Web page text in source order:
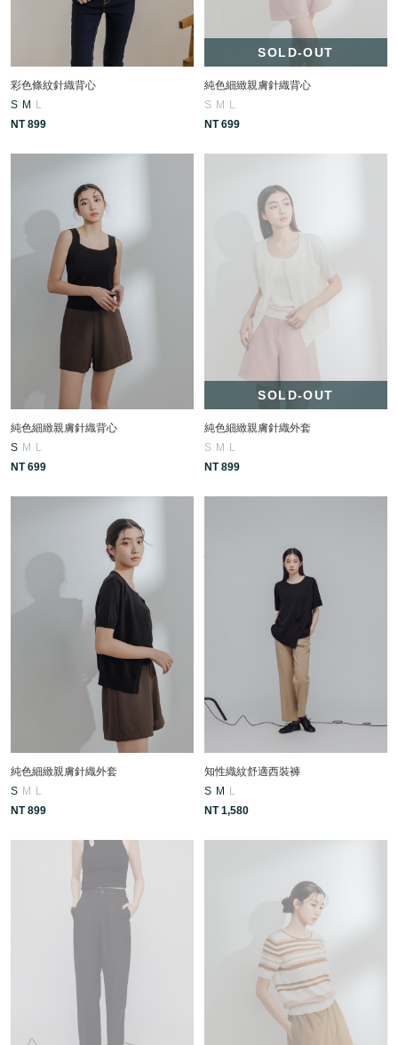
彩色條紋針織背心
S M L
NT 899
SOLD-OUT
純色細緻親膚針織背心
S M L
NT 699
純色細緻親膚針織背心
S M
L
NT 699
SOLD-OUT
純色細緻親膚針織外套
S M
L
NT 899
純色細緻親膚針織外套
S M L
NT 899
知性織紋舒適西裝褲
S M L
NT 1,580